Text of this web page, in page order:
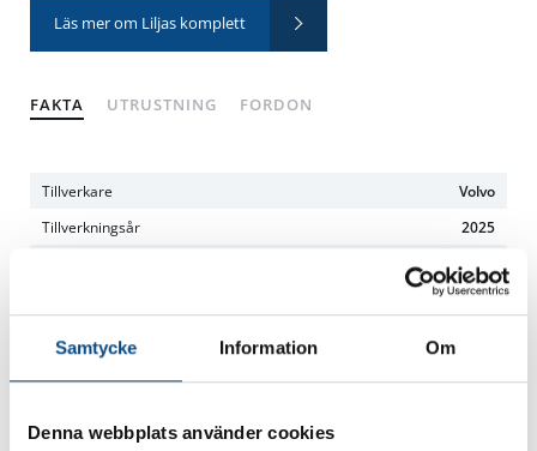
Samtycke Information Om
Denna webbplats använder cookies
Läs mer om Liljas komplett
FAKTA UTRUSTNING FORDON
Tillverkare
Volvo
Tillverkningsår
2025
XC60
2025
Färg